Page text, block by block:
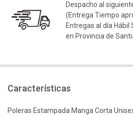
Despacho al
(Entrega Tiempo
Entregas al día Hábil
en Provincia de
Características
Poleras Estampada Manga Corta